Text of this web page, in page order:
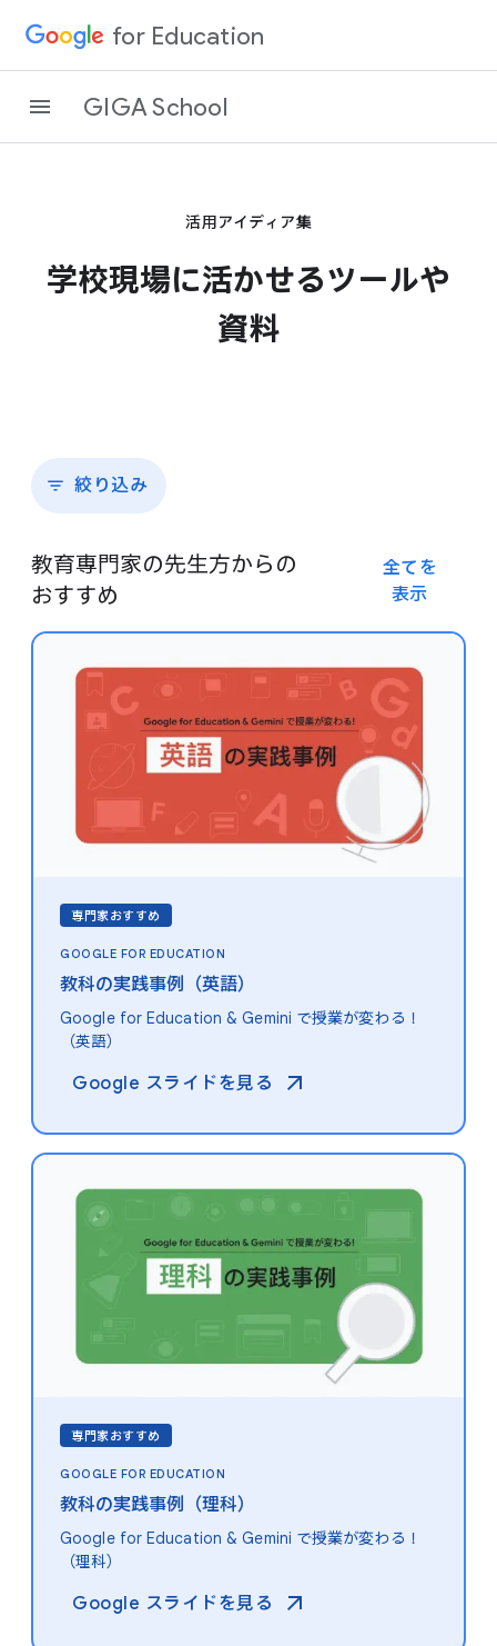
for Education
GIGA School
活用アイディア集
学校現場に​活かせる​ツールや​
資料
絞り込み
教育専門家の​先生方からの​
おすすめ
全てを​
表示
専門家おすすめ
GOOGLE FOR EDUCATION
教科の​実践事例​（英語）
Google for Education & Gemini で​授業が​変わる！​
（英語）
Google スライドを​見る​
専門家おすすめ
GOOGLE FOR EDUCATION
教科の​実践事例​（理科）
Google for Education & Gemini で​授業が​変わる！​
（理科）
Google スライドを​見る​